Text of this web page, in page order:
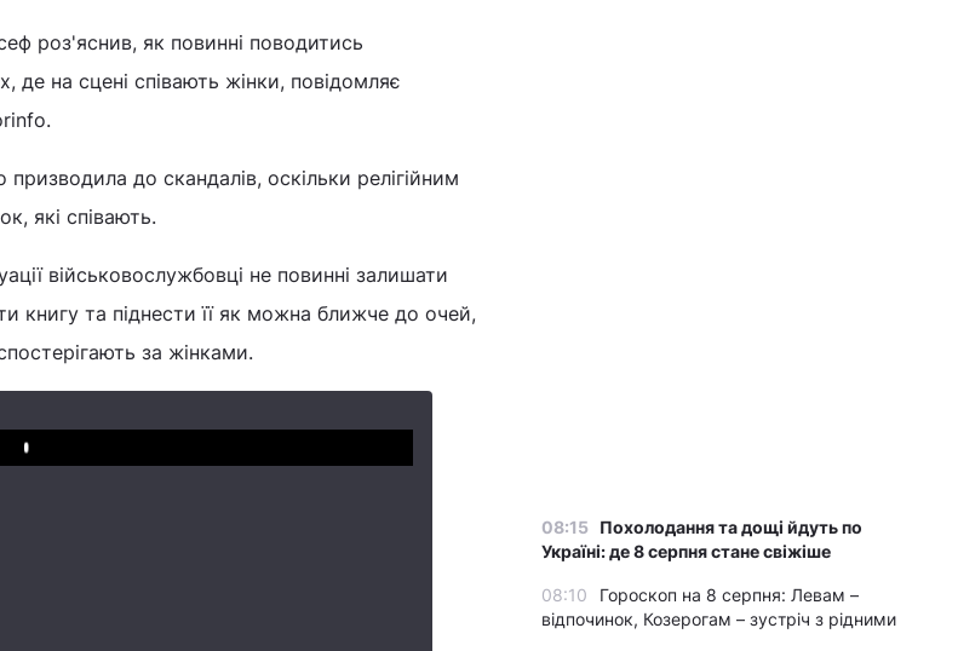
роз'яснив, як повинні поводитись
де на сцені співають жінки, повідомляє
до скандалів, оскільки релігійним
які співають.
військовослужбовці не повинні залишати
книгу та піднести її як можна ближче до очей,
за жінками.
Play
08:15 Похолодання та дощі йдуть по
Україні: де 8 серпня стане свіжіше
08:10
Гороскоп на 8 серпня: Левам –
відпочинок, Козерогам – зустріч з рідними